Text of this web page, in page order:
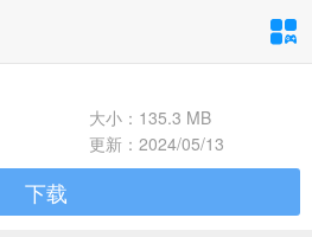
1百+款手游
大小：135.3 MB
更新：2024/05/13
下载